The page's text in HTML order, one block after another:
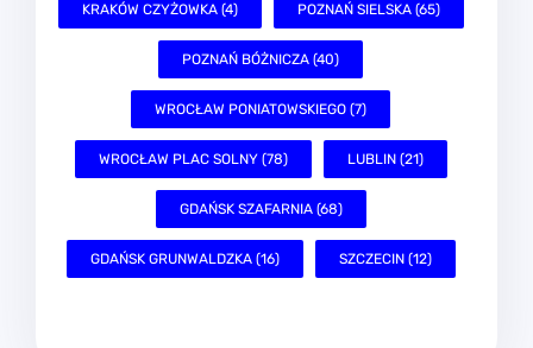
KRAKÓW CZYŻOWKA (4) POZNAŃ SIELSKA (65)
POZNAŃ BÓŻNICZA (40)
WROCŁAW PONIATOWSKIEGO (7)
WROCŁAW PLAC SOLNY (78) LUBLIN (21)
GDAŃSK SZAFARNIA (68)
GDAŃSK GRUNWALDZKA (16) SZCZECIN (12)